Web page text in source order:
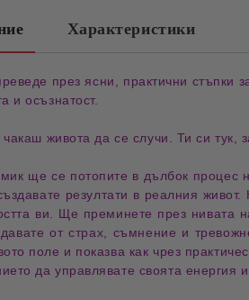
Характеристики
през ясни, практични стъпки
и осъзнатост.
чакаш живота да се случи. Ти си тук,
ще се потопите в дълбок процес
резултати в реалния живот.
ви. Ще преминете през нивата
отстрах , съмнение и
поле и показва как чрез
да управлявате своята енергия